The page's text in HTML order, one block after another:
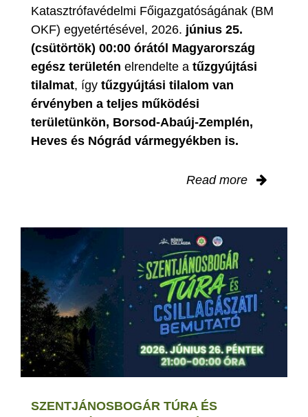
Katasztrófavédelmi Főigazgatóságának (BM
OKF) egyetértésével, 2026. június 25.
(csütörtök) 00:00 órától Magyarország
egész területén elrendelte a tűzgyújtási
tilalmat, így tűzgyújtási tilalom van
érvényben a teljes működési
területünkön, Borsod-Abaúj-Zemplén,
Heves és Nógrád vármegyékben is.
Read more
SZENTJÁNOSBOGÁR TÚRA ÉS